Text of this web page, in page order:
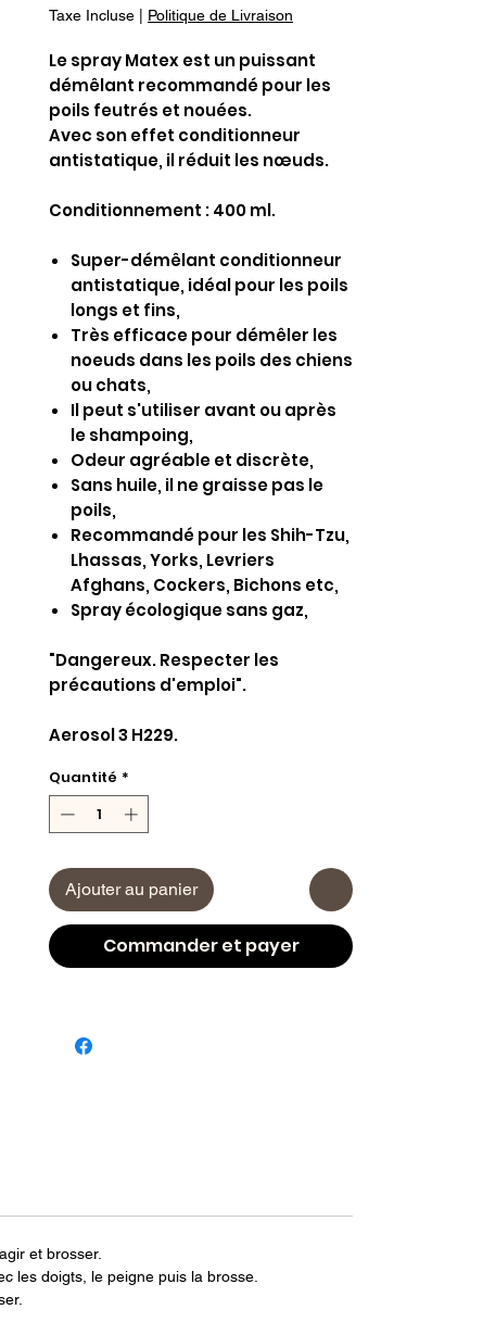
Taxe Incluse Politique de Livraison
Le spray Matex est un puissant
démêlant recommandé pour les
poils feutrés et nouées.
Avec son effet conditionneur
antistatique, il réduit les nœuds.
Conditionnement : 400 ml.
Super-démêlant conditionneur
antistatique, idéal pour les poils
longs et fins,
Très efficace pour démêler les
noeuds dans les poils des chiens
ou chats,
Il peut s'utiliser avant ou après
le shampoing,
Odeur agréable et discrète,
Sans huile, il ne graisse pas le
poils,
Recommandé pour les Shih-Tzu,
Lhassas, Yorks, Levriers
Afghans, Cockers, Bichons etc,
Spray écologique sans gaz,
"Dangereux. Respecter les
précautions d'emploi".
Aerosol 3 H229.
Quantité *
Ajouter au panier
Commander et payer
et brosser.
les doigts, le peigne puis la brosse.